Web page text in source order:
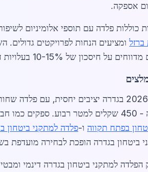
אספקה.
ברזל
דרך רכישה מקומית, והביקוש ממשיך לעלות עקב איומי ביטחון.
בפתח תקווה ו-פלדה למתקני ביטחון
ביטחון בגדרה הופכת לבחירה מועדפת
למתקני ביטחון בגדרה דינמי